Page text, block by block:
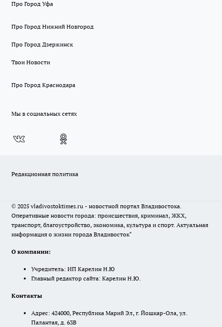
Про Город Уфа
Про Город Нижний Новгород
Про Город Дзержинск
Твои Новости
Про Город Краснодара
Мы в социальных сетях
Редакционная политика
© 2025 vladivostoktimes.ru - новостной портал Владивостока.
Оперативные новости города: происшествия, криминал, ЖКХ,
транспорт, благоустройство, экономика, культура и спорт. Актуальная
информация о жизни города Владивосток"
О компании:
Учредитель: ИП Карелин Н.Ю
Главный редактор сайта: Карелин Н.Ю.
Контакты
Адрес: 424000, Республика Марий Эл, г. Йошкар-Ола, ул.
Палантая, д. 63В